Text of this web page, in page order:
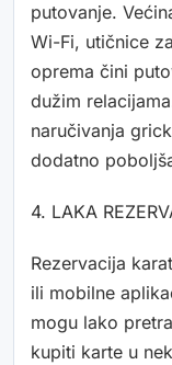
putovanje.
Wi-Fi, utičnice
oprema čini
dužim
naručivanja
dodatno
4. LAKA
Rezervacija
ili mobilne
mogu lako
kupiti karte u